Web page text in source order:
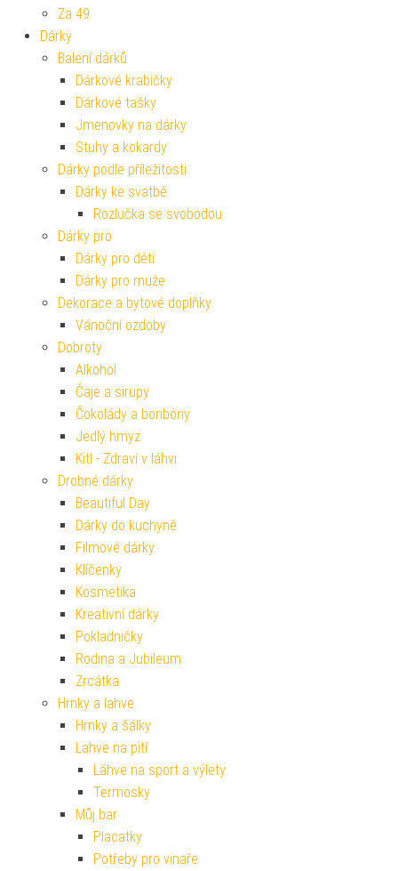
Za 49
Dárky
Balení dárků
Dárkové krabičky
Dárkové tašky
Jmenovky na dárky
Stuhy a kokardy
Dárky podle příležitosti
Dárky ke svatbě
Rozlučka se svobodou
Dárky pro
Dárky pro děti
Dárky pro muže
Dekorace a bytové doplňky
Vánoční ozdoby
Dobroty
Alkohol
Čaje a sirupy
Čokolády a bonbóny
Jedlý hmyz
Kitl - Zdraví v láhvi
Drobné dárky
Beautiful Day
Dárky do kuchyně
Filmové dárky
Klíčenky
Kosmetika
Kreativní dárky
Pokladničky
Rodina a Jubileum
Zrcátka
Hrnky a lahve
Hrnky a šálky
Lahve na pití
Láhve na sport a výlety
Termosky
Můj bar
Placatky
Potřeby pro vinaře